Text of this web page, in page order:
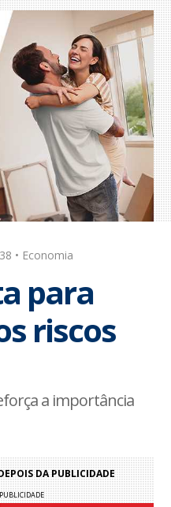
• Economia
para
riscos
a importância
DA PUBLICIDADE
PUBLICIDADE